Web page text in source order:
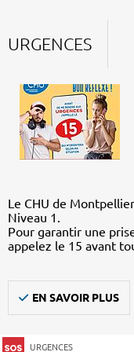
URGENCES
Le CHU de
Niveau 1.
Pour garantir une
appelez le 15 avant
EN SAVOIR PLUS
URGENCES